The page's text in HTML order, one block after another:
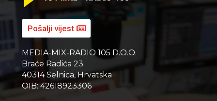
Pošalji vijest
MEDIA-MIX-RADIO 105 D.O.O.
Braće Radića 23
40314 Selnica, Hrvatska
OIB: 42618923306